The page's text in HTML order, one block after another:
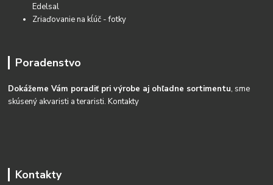
Edelsal
Zriaďovanie na kĺúč - fotky
Poradenstvo
Dokážeme Vám poradiť pri výrobe aj ohľadne sortimentu, sme
skúsený akvaristi a teraristi.Kontakty
Kontakty